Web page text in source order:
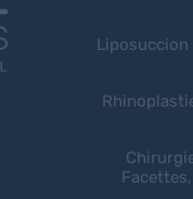
Liposuccion